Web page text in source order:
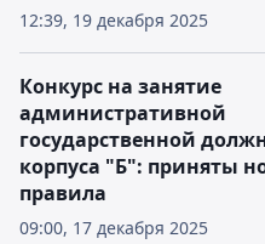
12:39, 19 декабря 2025
09:00, 17 декабря 2025
Конкурс на занятие
административной
государственной
корпуса "Б": приняты
правила